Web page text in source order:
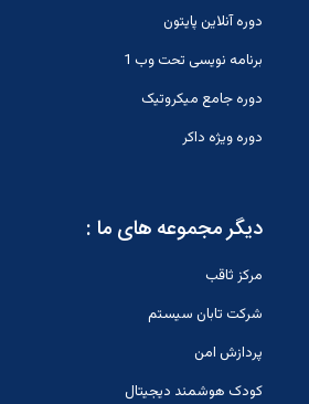
دوره آنلاین پایتون
برنامه نویسی تحت وب 1
دوره جامع میکروتیک
دوره ویژه داکر
دیگر مجموعه های ما :
مرکز ثاقب
شرکت تابان سیستم
پردازش امن
کودک هوشمند دیجیتال